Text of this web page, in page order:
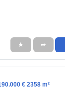
★ ➦
€ 2358 m²